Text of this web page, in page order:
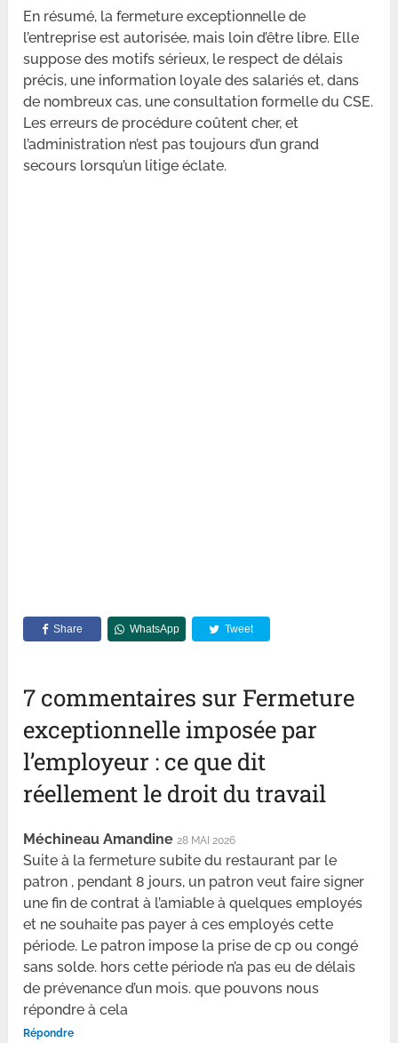
En résumé, la fermeture exceptionnelle de
l’entreprise est autorisée, mais loin d’être libre. Elle
suppose des motifs sérieux, le respect de délais
précis, une information loyale des salariés et, dans
de nombreux cas, une consultation formelle du CSE.
Les erreurs de procédure coûtent cher, et
l’administration n’est pas toujours d’un grand
secours lorsqu’un litige éclate.
Share WhatsApp Tweet
7 commentaires sur Fermeture
exceptionnelle imposée par
l’employeur : ce que dit
réellement le droit du travail
Méchineau Amandine 28 MAI 2026
Suite à la fermeture subite du restaurant par le
patron , pendant 8 jours, un patron veut faire signer
une fin de contrat à l’amiable à quelques employés
et ne souhaite pas payer à ces employés cette
période. Le patron impose la prise de cp ou congé
sans solde. hors cette période n’a pas eu de délais
de prévenance d’un mois. que pouvons nous
répondre à cela
Répondre